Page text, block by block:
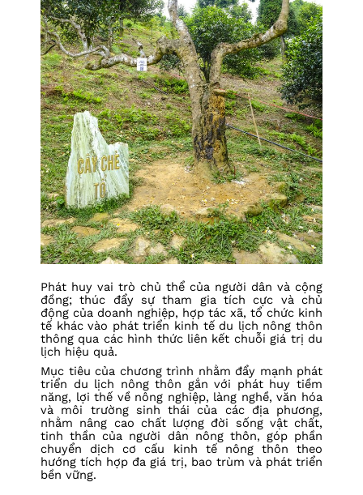
Phát huy vai trò chủ thể của người dân và cộng
đồng; thúc đẩy sự tham gia tích cực và chủ
động của doanh nghiệp, hợp tác xã, tổ chức kinh
tế khác vào phát triển kinh tế du lịch nông thôn
thông qua các hình thức liên kết chuỗi giá trị du
lịch hiệu quả.
Mục tiêu của chương trình nhằm đẩy mạnh phát
triển du lịch nông thôn gắn với phát huy tiềm
năng, lợi thế về nông nghiệp, làng nghề, văn hóa
và môi trường sinh thái của các địa phương,
nhằm nâng cao chất lượng đời sống vật chất,
tinh thần của người dân nông thôn, góp phần
chuyển dịch cơ cấu kinh tế nông thôn theo
hướng tích hợp đa giá trị, bao trùm và phát triển
bền vững.